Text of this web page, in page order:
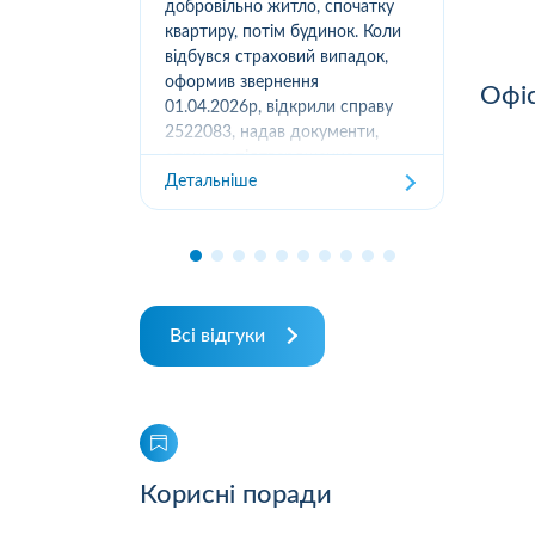
добровільно житло, спочатку
квартиру, потім будинок. Коли
відбувся страховий випадок,
оформив звернення
01.04.2026р, відкрили справу
2522083, надав документи,
отримав підтвердження
отримання, взяли в роботу. 2
місяці жодного повідомлення
Детальніше
та
Всі відгуки
Корисні поради